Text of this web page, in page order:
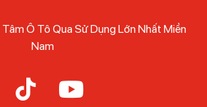
Ô Tô Qua Sử Dụng Lớn Nhất Miền
Nam